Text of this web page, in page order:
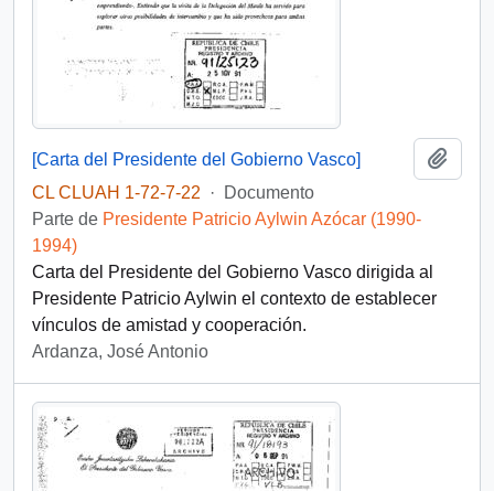
[Carta del Presidente del Gobierno Vasco]
CL CLUAH 1-72-7-22
·
Documento
Parte de Presidente Patricio Aylwin Azócar (1990-
1994)
Carta del Presidente del Gobierno Vasco dirigida al
Presidente Patricio Aylwin el contexto de establecer
vínculos de amistad y cooperación.
Ardanza, José Antonio